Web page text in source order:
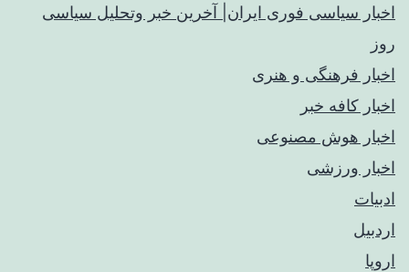
اخبار سیاسی فوری ایران| آخرین خبر وتحلیل سیاسی
روز
اخبار فرهنگی و هنری
اخبار کافه خبر
اخبار هوش مصنوعی
اخبار ورزشی
ادبیات
اردبیل
اروپا